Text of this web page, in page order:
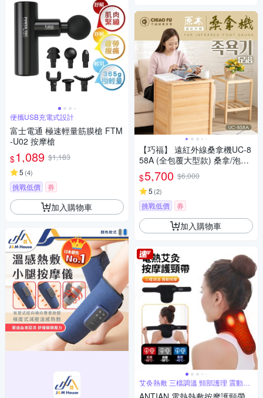
便攜USB充電式設計
富士電通 極速輕量筋膜槍 FTM
-U02 按摩槍
$1,089 $1,183
5 (4)
挑戰低價 券
加入購物車
【巧福】 遠紅外線桑拿機UC-8
58A (全包覆大型款) 桑拿/泡腳
機/桑拿桶/乾式泡腳/暖足機/足
浴桶/桑拿/美腿機/韓式汗蒸/保
暖
$5,700 $6,000
5 (2)
挑戰低價 券
加入購物車
艾灸熱敷 三檔調溫 頸部護理 震動按
摩